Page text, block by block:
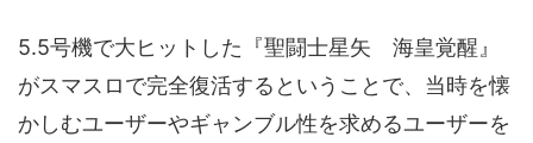
5.5号機で大ヒットした『聖闘士星矢 海皇覚醒』
がスマスロで完全復活するということで、当時を懐
かしむユーザーやギャンブル性を求めるユーザーを